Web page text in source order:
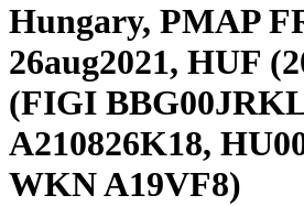
Hungary, PMAP
26aug2021, HUF
(FIGI
A210826K18,
WKN A19VF8)